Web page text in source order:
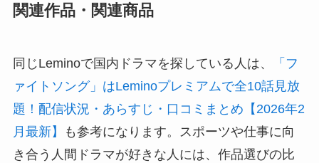
関連作品・関連商品
同じLeminoで国内ドラマを探している人は、
「フ
ァイトソング」はLeminoプレミアムで全10話見放
題！配信状況・あらすじ・口コミまとめ【2026年2
月最新】
も参考になります。スポーツや仕事に向
き合う人間ドラマが好きな人には、作品選びの比